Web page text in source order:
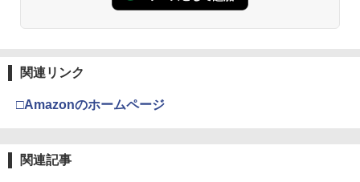
関連リンク
□Amazonのホームページ
関連記事